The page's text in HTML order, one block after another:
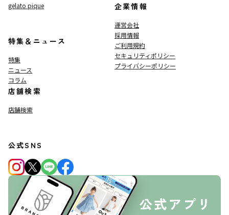
gelato pique
特集＆ニュース
特集
ニュース
コラム
店舗検索
店舗検索
企業情報
運営会社
採用情報
ご利用規約
セキュリティポリシー
プライバシーポリシー
公式SNS